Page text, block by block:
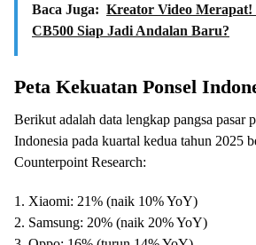
Baca Juga: Kreator Video
CB500 Siap Jadi Andalan Baru?
Peta Kekuatan Ponsel
Berikut adalah data lengkap pangsa pasar
Indonesia pada kuartal kedua tahun 2025
Counterpoint Research:
1. Xiaomi: 21% (naik 10% YoY)
2. Samsung: 20% (naik 20% YoY)